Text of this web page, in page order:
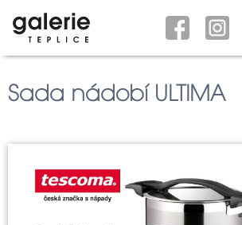
Sada nádobí ULTIMA